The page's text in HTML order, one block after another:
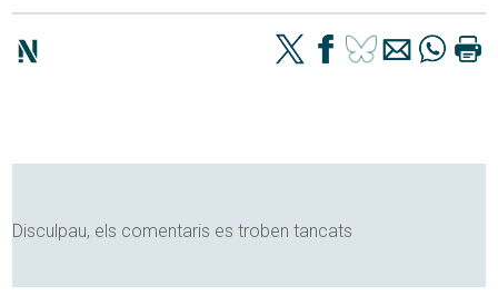
Disculpau, els comentaris es troben tancats